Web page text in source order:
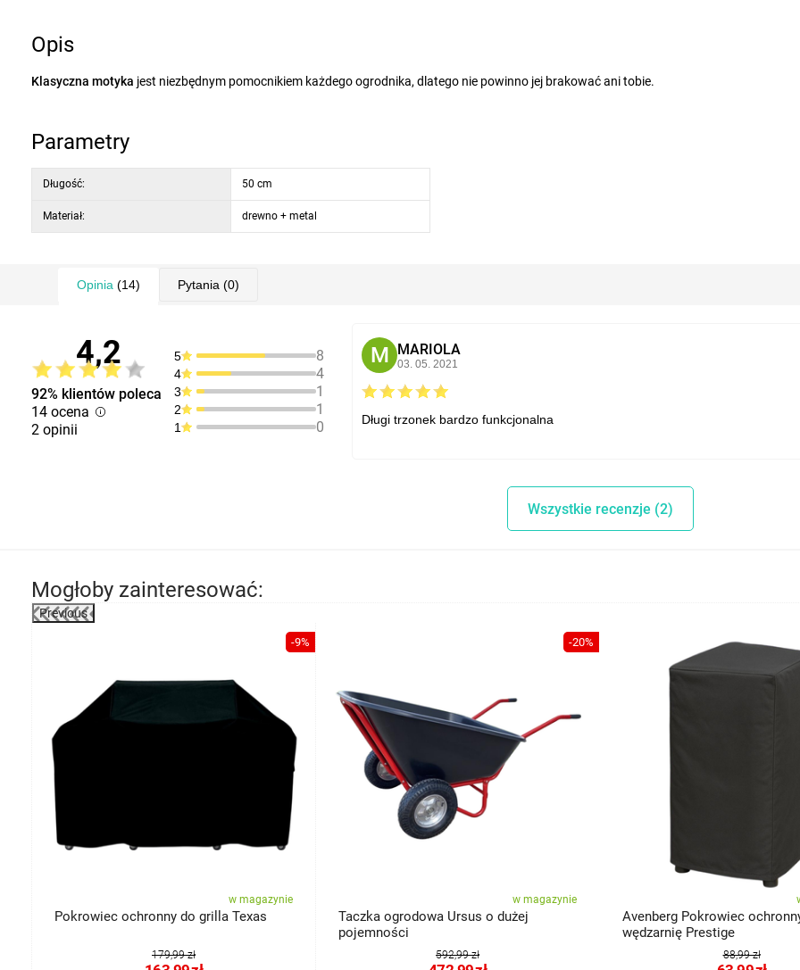
Opis
Klasyczna motyka jest niezbędnym pomocnikiem każdego ogrodnika, dlatego nie powinno jej brakować ani tobie.
Parametry
Długość: 50 cm
Materiał: drewno + metal
Opinia (14) Pytania (0)
4,2
92% klientów poleca
14 ocena
2 opinii
5 8
4 4
3 1
2 1
1 0
M MARIOLA
03. 05. 2021
Długi trzonek bardzo funkcjonalna
Wszystkie recenzje (2)
Mogłoby zainteresować:
Previous
-9%
w magazynie
Pokrowiec ochronny do grilla Texas
179,99 zł
-20%
w magazynie
Taczka ogrodowa Ursus o dużej
pojemności
592,99 zł
Avenberg Pokrowiec
wędzarnię Prestige
88,99 zł